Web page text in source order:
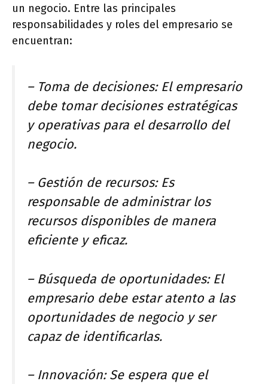
un negocio. Entre las principales
responsabilidades y roles del empresario se
encuentran:
– Toma de decisiones: El empresario
debe tomar decisiones estratégicas
y operativas para el desarrollo del
negocio.
– Gestión de recursos: Es
responsable de administrar los
recursos disponibles de manera
eficiente y eficaz.
– Búsqueda de oportunidades: El
empresario debe estar atento a las
oportunidades de negocio y ser
capaz de identificarlas.
– Innovación: Se espera que el